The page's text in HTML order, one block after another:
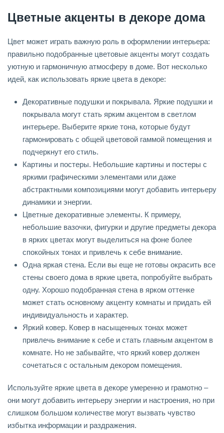
Цветные акценты в декоре дома
Цвет может играть важную роль в оформлении интерьера:
правильно подобранные цветовые акценты могут создать
уютную и гармоничную атмосферу в доме. Вот несколько
идей, как использовать яркие цвета в декоре:
Декоративные подушки и покрывала. Яркие подушки и
покрывала могут стать ярким акцентом в светлом
интерьере. Выберите яркие тона, которые будут
гармонировать с общей цветовой гаммой помещения и
подчеркнут его стиль.
Картины и постеры. Небольшие картины и постеры с
яркими графическими элементами или даже
абстрактными композициями могут добавить интерьеру
динамики и энергии.
Цветные декоративные элементы. К примеру,
небольшие вазочки, фигурки и другие предметы декора
в ярких цветах могут выделиться на фоне более
спокойных тонах и привлечь к себе внимание.
Одна яркая стена. Если вы еще не готовы окрасить все
стены своего дома в яркие цвета, попробуйте выбрать
одну. Хорошо подобранная стена в ярком оттенке
может стать основному акценту комнаты и придать ей
индивидуальность и характер.
Яркий ковер. Ковер в насыщенных тонах может
привлечь внимание к себе и стать главным акцентом в
комнате. Но не забывайте, что яркий ковер должен
сочетаться с остальным декором помещения.
Используйте яркие цвета в декоре умеренно и грамотно –
они могут добавить интерьеру энергии и настроения, но при
слишком большом количестве могут вызвать чувство
избытка информации и раздражения.